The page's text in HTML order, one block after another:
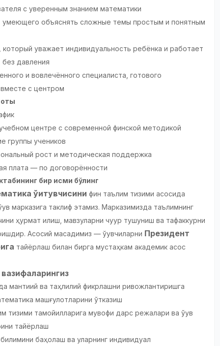
с уверенным знанием математики
умеющего объяснять сложные темы простым и понятным
который уважает индивидуальность ребёнка и работает
без давления
и вовлечённого специалиста, готового
вместе с центром
центре с современной финской методикой
группы учеников
рост и методическая поддержка
плата — по договорённости
бир қисми бўлинг
ўқитувчисини фин таълим тизими асосида
марказига таклиф этамиз. Марказимизда таълимнинг
ҳурмат қилиш, мавзуларни чуқур тушуниш ва тафаккурни
Асосий мақсадимиз — ўқувчиларни Президент
тайёрлаш билан бирга мустаҳкам академик асос
мантиқий ва таҳлилий фикрлашни ривожлантиришга
машғулотларини ўтказиш
тизими тамойилларига мувофиқ дарс режалари ва ўқув
тайёрлаш
билимини баҳолаш ва уларнинг индивидуал